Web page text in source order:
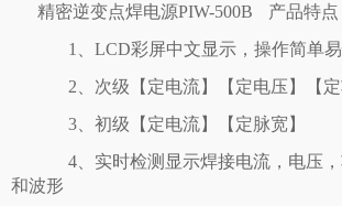
精密逆变点焊电源PIW-500B 产品特点
1、LCD彩屏中文显示，操作简单
2、次级【定电流】【定电压】【定
3、初级【定电流】【定脉宽】
4、实时检测显示焊接电流，电压，
和波形